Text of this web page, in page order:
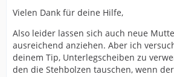
Vielen Dank für deine Hilfe,
Also leider lassen sich auch neue
ausreichend anziehen. Aber ich
deinem Tip, Unterlegscheiben zu
den die Stehbolzen tauschen, wenn